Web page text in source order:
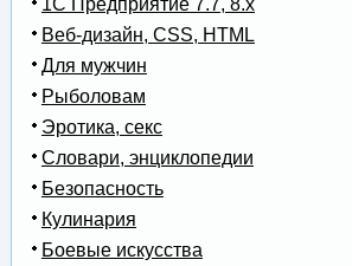
Веб-дизайн, CSS, HTML
Для мужчин
Рыболовам
Эротика, секс
Словари, энциклопедии
Безопасность
Кулинария
Боевые искусства